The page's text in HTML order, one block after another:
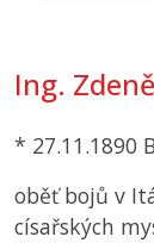
Ing.
* 27.11.1890
oběť bojů v
císařských